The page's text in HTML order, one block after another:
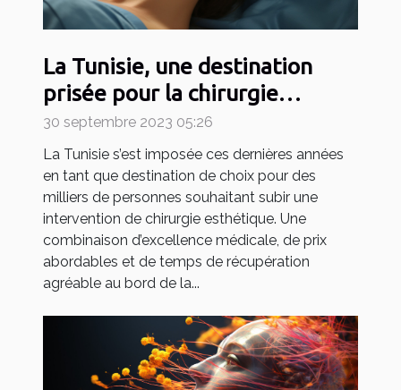
La Tunisie, une destination
prisée pour la chirurgie
esthétique
30 septembre 2023 05:26
La Tunisie s’est imposée ces dernières années
en tant que destination de choix pour des
milliers de personnes souhaitant subir une
intervention de chirurgie esthétique. Une
combinaison d’excellence médicale, de prix
abordables et de temps de récupération
agréable au bord de la...